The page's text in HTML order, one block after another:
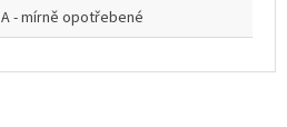
A - mírně opotřebené